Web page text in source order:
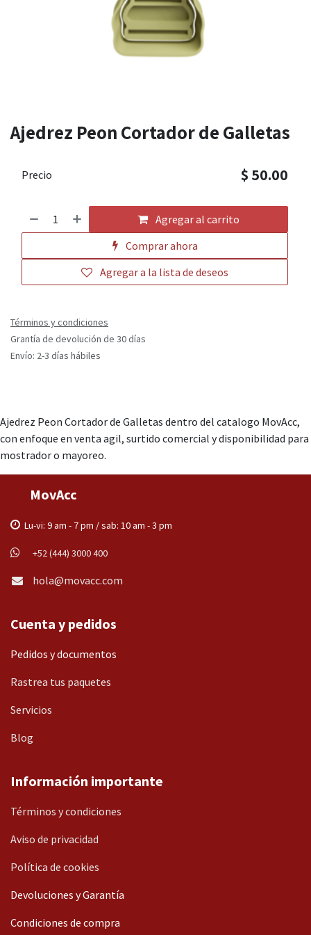
Ajedrez Peon Cortador de Galletas
Agregar al carrito
Comprar ahora
Agregar a la lista de deseos
Precio $ 50.00
Términos y condiciones
Grantía de devolución de 30 días
Envío: 2-3 días hábiles
Ajedrez Peon Cortador de Galletas dentro del catalogo MovAcc,
con enfoque en venta agil, surtido comercial y disponibilidad para
mostrador o mayoreo.
MovAcc
Lu-vi: 9 am - 7 pm / sab: 10 am - 3 pm
+52 (444) 3000 400
hola@movacc.com
Cuenta y pedidos
Pedidos y documentos
Rastrea tus paquetes
Servicios
Blog
Información importante
Términos y condiciones
Aviso de privacidad
Política de cookies
Devoluciones y Garantía
Condiciones de compra